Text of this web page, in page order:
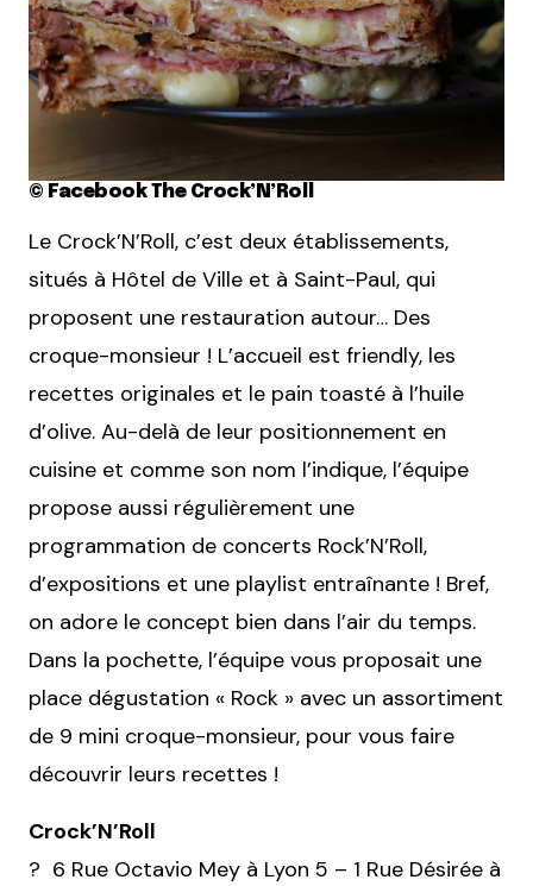
© Facebook The Crock’N’Roll
Le Crock’N’Roll, c’est deux établissements,
situés à Hôtel de Ville et à Saint-Paul, qui
proposent une restauration autour… Des
croque-monsieur ! L’accueil est friendly, les
recettes originales et le pain toasté à l’huile
d’olive. Au-delà de leur positionnement en
cuisine et comme son nom l’indique, l’équipe
propose aussi régulièrement une
programmation de concerts Rock’N’Roll,
d’expositions et une playlist entraînante ! Bref,
on adore le concept bien dans l’air du temps.
Dans la pochette, l’équipe vous proposait une
place dégustation « Rock » avec un assortiment
de 9 mini croque-monsieur, pour vous faire
découvrir leurs recettes !
Crock’N’Roll
? 6 Rue Octavio Mey à Lyon 5 – 1 Rue Désirée à